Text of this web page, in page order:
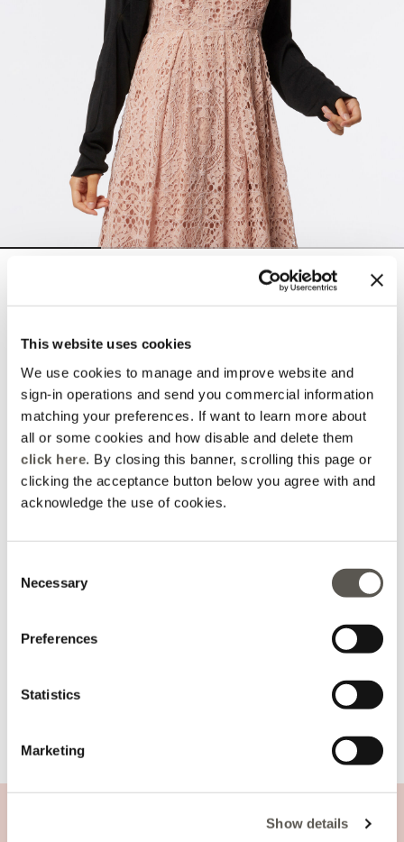
This website uses cookies
We use cookies to manage and improve website and
sign-in operations and send you commercial information
matching your preferences. If want to learn more about
all or some cookies and how disable and delete them
click here. By closing this banner, scrolling this page or
clicking the acceptance button below you agree with and
acknowledge the use of cookies.
Selection
Necessary
Preferences
Statistics
Marketing
Show details
selected
Sélectionnez la taille
AJOUTER AU PANIER
+59 Points de fidélité Oltre
Livraison dans les 4-
Paiements 100%
Retour gratuit
expédition et retours